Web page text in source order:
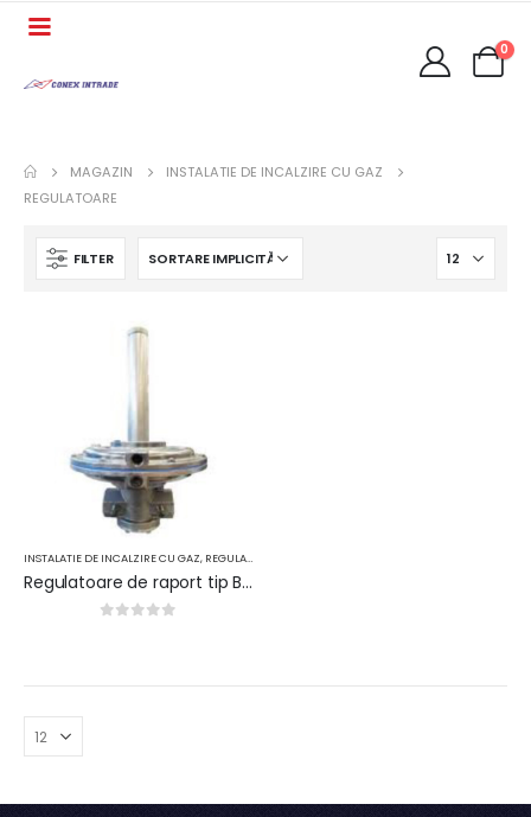
0
MAGAZIN
INSTALATIE DE INCALZIRE CU GAZ
REGULATOARE
FILTER
INSTALATIE DE INCALZIRE CU GAZ, REGULATOARE
Regulatoare de raport tip BZR-REG-II